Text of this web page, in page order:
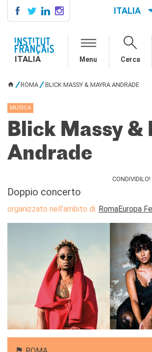
SCUOLA & UNIVERSITÀ
IL PALAZZO FARNESE
CHI SIAMO
Contatti
CERCA
ITALIA
ITALIA Menu Cerca
ROMA BLICK MASSY & MAYRA ANDRADE
MUSICA
Blick Massy &
Andrade
CONDIVIDILO!
Doppio concerto
organizzato nell'ambito di: RomaEuropa